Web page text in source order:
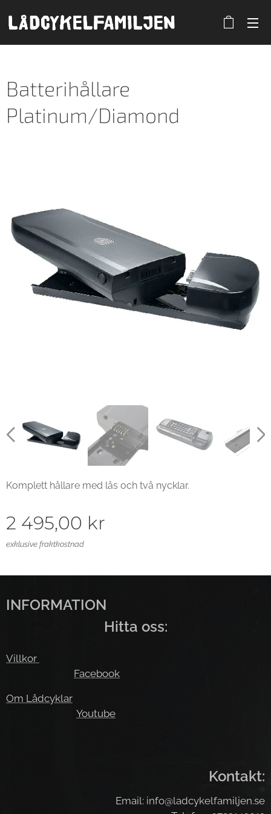
Batterihållare
Platinum/Diamond
Komplett hållare med lås och två nycklar.
2 495,00 kr
exklusive fraktkostnad
INFORMATION
Hitta oss:
Villkor
Facebook
Om Lådcyklar
Youtube
Kontakt:
Email: info@ladcykelfamiljen.se